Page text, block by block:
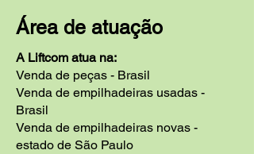
Área de atuação
A Liftcom atua na:
Venda de peças - Brasil
Venda de empilhadeiras usadas -
Brasil
Venda de empilhadeiras novas -
estado de São Paulo